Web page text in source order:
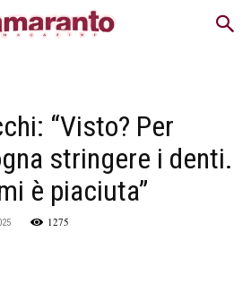
“Visto? Per
stringere i denti.
è piaciuta”
1275